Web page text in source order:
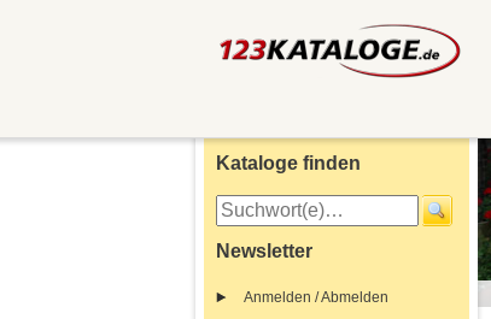
Kataloge finden
Newsletter
Anmelden / Abmelden